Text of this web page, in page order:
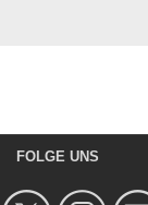
FOLGE UNS